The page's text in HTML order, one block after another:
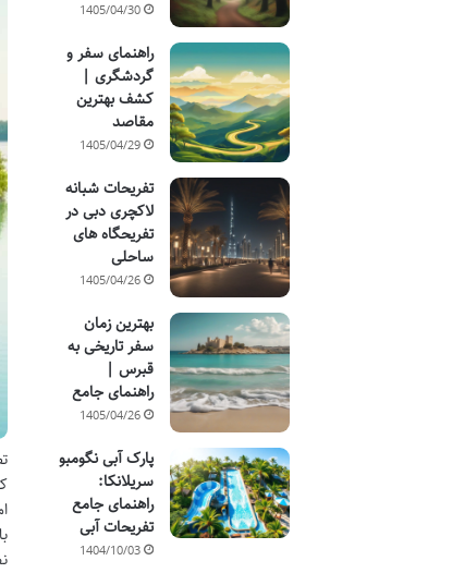
1405/04/30
راهنمای سفر و
گردشگری |
کشف بهترین
مقاصد
1405/04/29
تفریحات شبانه
لاکچری دبی در
تفریحگاه های
ساحلی
1405/04/26
بهترین زمان
سفر تاریخی به
قبرس |
راهنمای جامع
1405/04/26
پارک آبی نگومبو
سریلانکا:
راهنمای جامع
تفریحات آبی
1404/10/03